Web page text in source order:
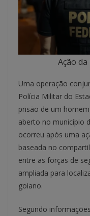
Ação da
Uma operação
Polícia Militar do
prisão de um
aberto no município
ocorreu após uma
baseada no
entre as forças de
ampliada para
goiano.
Segundo